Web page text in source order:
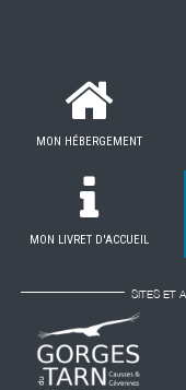
MON HÉBERGEMENT
MON LIVRET D'ACCUEIL
SITES ET